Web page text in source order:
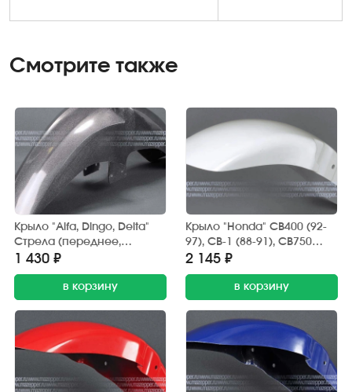
Смотрите также
Крыло "Alfa, Dingo, Delta"
Стрела (переднее,
стеклопластик) тёмно-
серый металлик (шина 17")
1 430 ₽
в корзину
Крыло "Honda" CB400 (92-
97), CB-1 (88-91), CB750
переднее, стеклопластик
(белое)
2 145 ₽
в корзину